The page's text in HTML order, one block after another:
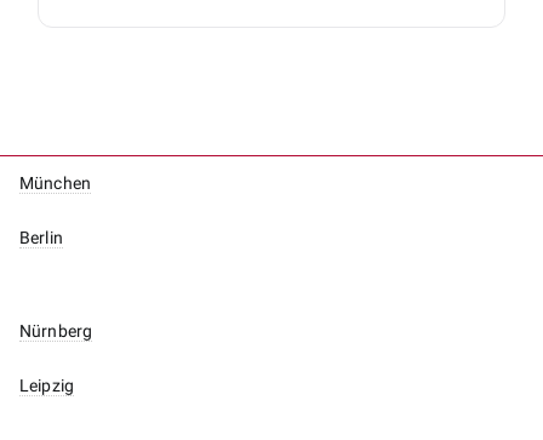
München
Berlin
Nürnberg
Leipzig